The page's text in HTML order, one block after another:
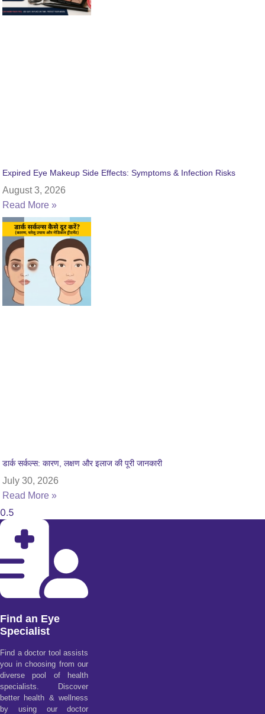
Expired Eye Makeup Side Effects: Symptoms & Infection Risks
August 3, 2026
Read More »
डार्क सर्कल्स: कारण, लक्षण और इलाज की पूरी जानकारी
July 30, 2026
Read More »
Find an Eye
Specialist
Find a doctor tool assists
you in choosing from our
diverse pool of health
specialists. Discover
better health & wellness
by using our doctor